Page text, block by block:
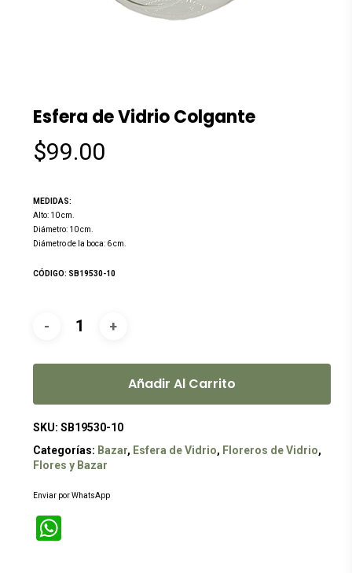
Esfera de Vidrio Colgante
$99.00
MEDIDAS:
Alto: 10 cm.
Diámetro: 10 cm.
Diámetro de la boca: 6 cm.
CÓDIGO: SB19530-10
Añadir Al Carrito
SKU: SB19530-10
Categorías: Bazar, Esfera de Vidrio, Floreros de Vidrio,
Flores y Bazar
Enviar por WhatsApp
WhatsApp